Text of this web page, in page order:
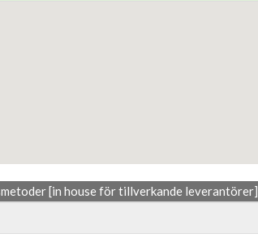
[in house för tillverkande leverantörer]